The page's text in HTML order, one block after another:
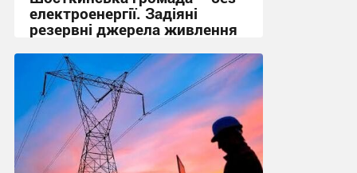
електроенергії. Задіяні
резервні джерела живлення
15:36, 1.08.2026